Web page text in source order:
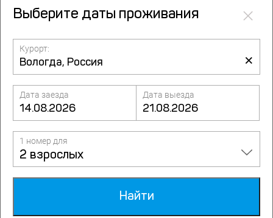
Лето
Осень
Новый год
В июне
Выберите даты проживания ×
Курорт:
×
Дата заезда Дата выезда
1 номер для
2 взрослых
Найти